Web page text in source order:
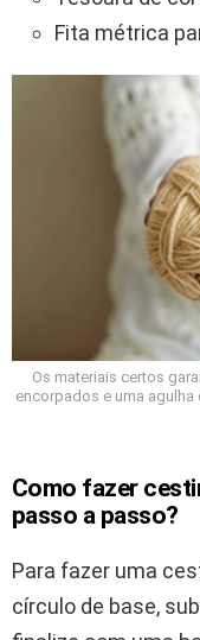
Fita métrica
Os materiais certos
encorpados e uma
Como fazer
passo a passo?
Para fazer uma
círculo de base,